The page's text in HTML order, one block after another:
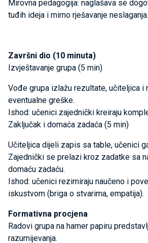
Mirovna pedagogija: naglašava se
tuđih ideja i mirno rješavanje neslaganja.
Završni dio (10 minuta)
Izvještavanje grupa (5 min)
Vođe grupa izlažu rezultate, učiteljica i
eventualne greške.
Ishod: učenici zajednički kreiraju
Zaključak i domaća zadaća (5 min)
Učiteljica dijeli zapis sa table, učenici
Zajednički se prelazi kroz zadatke sa
domaću zadaću.
Ishod: učenici rezimiraju naučeno i
iskustvom (briga o stvarima, empatija).
Formativna procjena
Radovi grupa na hamer papiru
razumijevanja.